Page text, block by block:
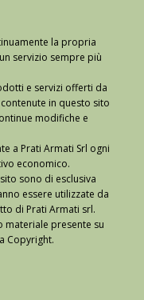
la propria
servizio sempre più
e servizi offerti da
in questo sito
modifiche e
a Prati Armati Srl ogni
economico.
sono di esclusiva
essere utilizzate da
di Prati Armati srl.
materiale presente su
Copyright.